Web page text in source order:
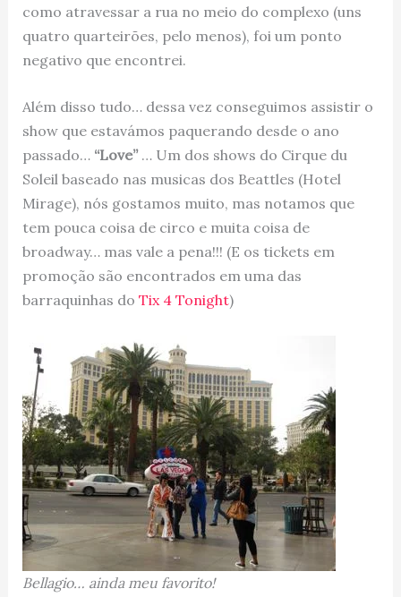
como atravessar a rua no meio do complexo (uns
quatro quarteirões, pelo menos), foi um ponto
negativo que encontrei.
Além disso tudo… dessa vez conseguimos assistir o
show que estavámos paquerando desde o ano
passado… “Love”… Um dos shows do Cirque du
Soleil baseado nas musicas dos Beattles (Hotel
Mirage), nós gostamos muito, mas notamos que
tem pouca coisa de circo e muita coisa de
broadway… mas vale a pena!!! (E os tickets em
promoção são encontrados em uma das
barraquinhas do Tix 4 Tonight)
Bellagio… ainda meu favorito!